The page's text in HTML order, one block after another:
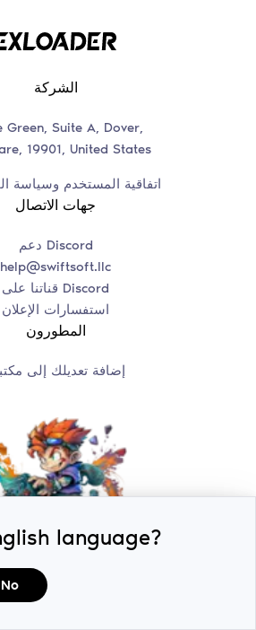
الشركة
Green, Suite A, Dover,
19901, United States
اتفاقية المستخدم وسياسة
جهات الاتصال
دعم Discord
help@swiftsoft.llc
قناتنا على Discord
استفسارات الإعلان
المطورون
إضافة تعديلك إلى
language?
No